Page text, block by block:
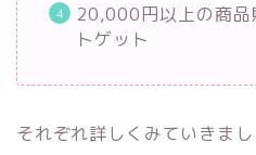
20,000円以上の商品
トゲット
それぞれ詳しくみていきまし